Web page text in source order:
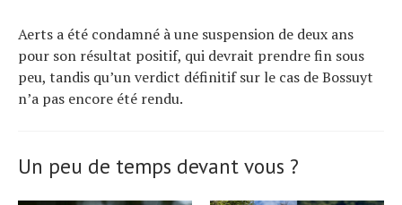
Aerts a été condamné à une suspension de deux ans
pour son résultat positif, qui devrait prendre fin sous
peu, tandis qu’un verdict définitif sur le cas de Bossuyt
n’a pas encore été rendu.
Un peu de temps devant vous ?